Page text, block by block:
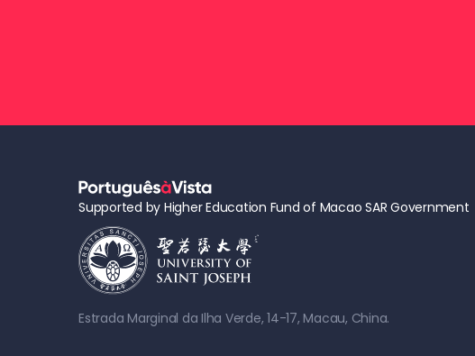
Supported by Higher Education Fund of Macao SAR Government
Estrada Marginal da Ilha Verde, 14-17, Macau, China.